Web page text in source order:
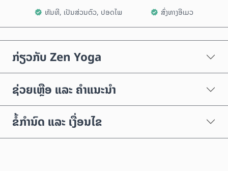
ທັນທີ, ເປັນສ່ວນຕົວ, ປອດໄພ ສົ່ງທາງອີເມວ
ກ່ຽວກັບ Zen Yoga
ຊ່ວຍເຫຼືອ ແລະ ຄຳແນະນຳ
ຂໍ້ກຳນົດ ແລະ ເງື່ອນໄຂ